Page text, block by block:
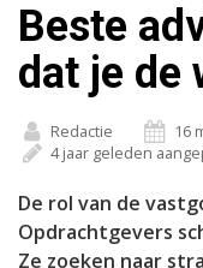
Beste
dat je de
Redactie
16
4 jaar geleden
De rol van de
Opdrachtgevers
Ze zoeken naar